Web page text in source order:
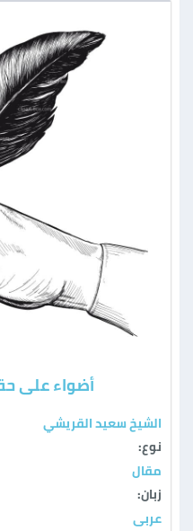
أضواء على
الشيخ سعيد القريشي
نوع:
مقال
زبان:
عربی